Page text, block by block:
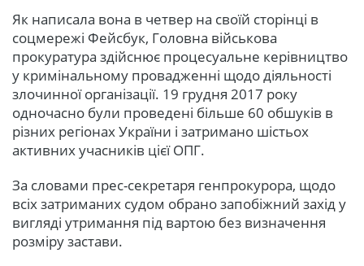
Як написала вона в четвер на своїй сторінці в
соцмережі Фейсбук, Головна військова
прокуратура здійснює процесуальне керівництво
у кримінальному провадженні щодо діяльності
злочинної організації. 19 грудня 2017 року
одночасно були проведені більше 60 обшуків в
різних регіонах України і затримано шістьох
активних учасників цієї ОПГ.
За словами прес-секретаря генпрокурора, щодо
всіх затриманих судом обрано запобіжний захід у
вигляді утримання під вартою без визначення
розміру застави.